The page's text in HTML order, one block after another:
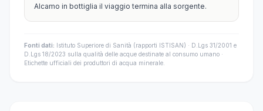
Alcamo in bottiglia il viaggio termina alla sorgente.
Fonti dati: Istituto Superiore di Sanità (rapporti ISTISAN) · D.Lgs 31/2001 e
D.Lgs 18/2023 sulla qualità delle acque destinate al consumo umano ·
Etichette ufficiali dei produttori di acqua minerale.